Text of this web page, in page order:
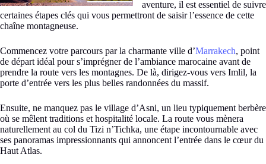
aventure, il est essentiel de suivre
certaines étapes clés qui vous permettront de saisir l’essence de cette
chaîne montagneuse.
Commencez votre parcours par la charmante ville d’Marrakech, point
de départ idéal pour s’imprégner de l’ambiance marocaine avant de
prendre la route vers les montagnes. De là, dirigez-vous vers Imlil, la
porte d’entrée vers les plus belles randonnées du massif.
Ensuite, ne manquez pas le village d’Asni, un lieu typiquement berbère
où se mêlent traditions et hospitalité locale. La route vous mènera
naturellement au col du Tizi n’Tichka, une étape incontournable avec
ses panoramas impressionnants qui annoncent l’entrée dans le cœur du
Haut Atlas.